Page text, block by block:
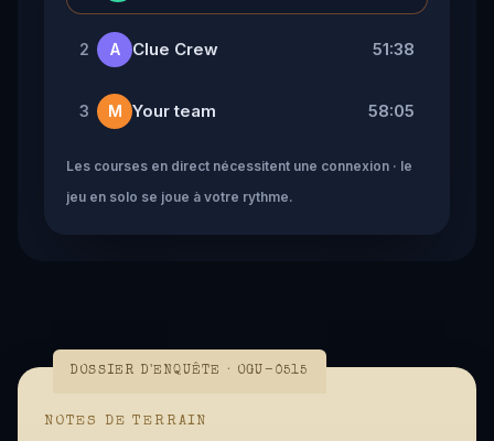
2 A Clue Crew 51:38
3 M Your team 58:05
Les courses en direct nécessitent une connexion · le
jeu en solo se joue à votre rythme.
DOSSIER D'ENQUÊTE · OGU-0515
NOTES DE TERRAIN